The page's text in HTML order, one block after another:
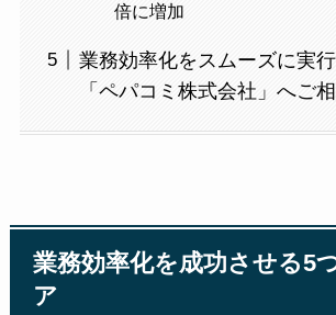
倍に増加
業務効率化をスムーズに実
「ペパコミ株式会社」へご
業務効率化を成功させる5
ア